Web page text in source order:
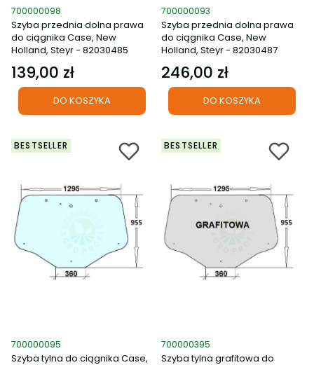
Kod produktu
700000098
Szyba przednia dolna prawa
do ciągnika Case, New
Holland, Steyr - 82030485
Cena
139,00 zł
DO KOSZYKA
Kod produktu
700000093
Szyba przednia dolna prawa
do ciągnika Case, New
Holland, Steyr - 82030487
Cena
246,00 zł
DO KOSZYKA
BESTSELLER
Kod produktu
700000095
Szyba tylna do ciągnika Case,
BESTSELLER
Kod produktu
700000395
Szyba tylna grafitowa do